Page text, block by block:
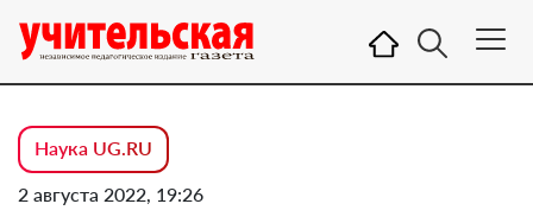
Наука UG.RU
2 августа 2022, 19:26